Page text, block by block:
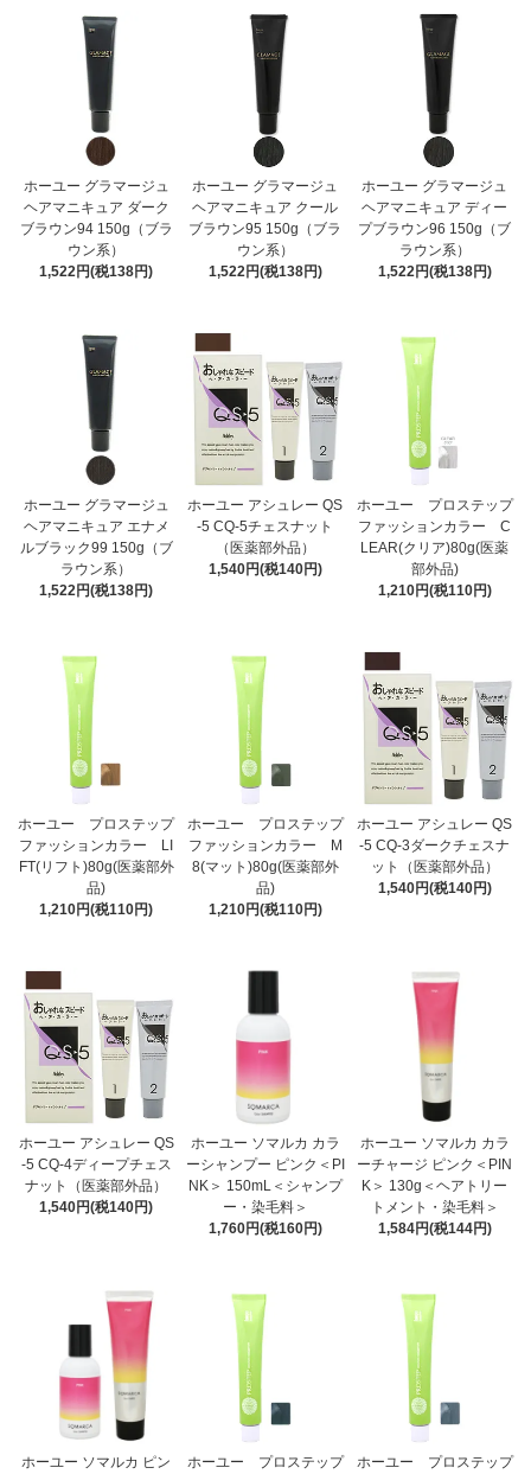
ホーユー グラマージュ
ヘアマニキュア ダーク
ブラウン94 150g（ブラ
ウン系）
1,522円(税138円)
ホーユー グラマージュ
ヘアマニキュア クール
ブラウン95 150g（ブラ
ウン系）
1,522円(税138円)
ホーユー グラマージュ
ヘアマニキュア ディー
プブラウン96 150g（ブ
ラウン系）
1,522円(税138円)
ホーユー グラマージュ
ヘアマニキュア エナメ
ルブラック99 150g（ブ
ラウン系）
1,522円(税138円)
ホーユー アシュレー QS
-5 CQ-5チェスナット
（医薬部外品）
1,540円(税140円)
ホーユー プロステップ
ファッションカラー C
LEAR(クリア)80g(医薬
部外品)
1,210円(税110円)
ホーユー プロステップ
ファッションカラー LI
FT(リフト)80g(医薬部外
品)
1,210円(税110円)
ホーユー プロステップ
ファッションカラー M
8(マット)80g(医薬部外
品)
1,210円(税110円)
ホーユー アシュレー QS
-5 CQ-3ダークチェスナ
ット（医薬部外品）
1,540円(税140円)
ホーユー アシュレー QS
-5 CQ-4ディープチェス
ナット（医薬部外品）
1,540円(税140円)
ホーユー ソマルカ カラ
ーシャンプー ピンク＜PI
NK＞ 150mL＜シャンプ
ー・染毛料＞
1,760円(税160円)
ホーユー ソマルカ カラ
ーチャージ ピンク＜PIN
K＞ 130g＜ヘアトリー
トメント・染毛料＞
1,584円(税144円)
ホーユー ソマルカ ピン ホーユー プロステップ ホーユー プロステップ